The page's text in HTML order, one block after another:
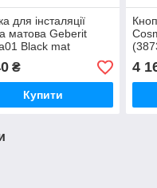
для інсталяції
матова Geberit
Black mat
₴
Купити
4